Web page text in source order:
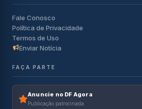
Fale Conosco
Política de Privacidade
Termos de Uso
Enviar Notícia
FAÇA PARTE
Anuncie no DF Agora
Publicação patrocinada